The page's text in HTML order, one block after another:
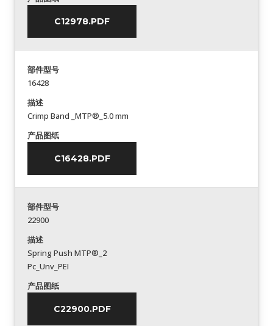
C12978.PDF
部件型号
16428
描述
Crimp Band _MTP®_5.0 mm
产品图纸
C16428.PDF
部件型号
22900
描述
Spring Push MTP®_2
Pc_Unv_PEI
产品图纸
C22900.PDF